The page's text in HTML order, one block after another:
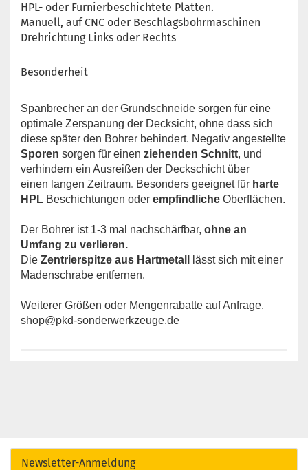
HPL- oder Furnierbeschichtete Platten.
Manuell, auf CNC oder Beschlagsbohrmaschinen
Drehrichtung Links oder Rechts
Besonderheit
Spanbrecher an der Grundschneide sorgen für eine
optimale Zerspanung der Decksicht, ohne dass sich
diese später den Bohrer behindert. Negativ angestellte
Sporen sorgen für einen ziehenden Schnitt, und
verhindern ein Ausreißen der Deckschicht über
einen langen Zeitraum. Besonders geeignet für harte
HPL Beschichtungen oder empfindliche Oberflächen.
Der Bohrer ist 1-3 mal nachschärfbar, ohne an
Umfang zu verlieren.
Die Zentrierspitze aus Hartmetall
lässt sich mit einer
Madenschrabe entfernen.
Weiterer Größen oder Mengenrabatte auf Anfrage.
shop@pkd-sonderwerkzeuge.de
Newsletter-Anmeldung